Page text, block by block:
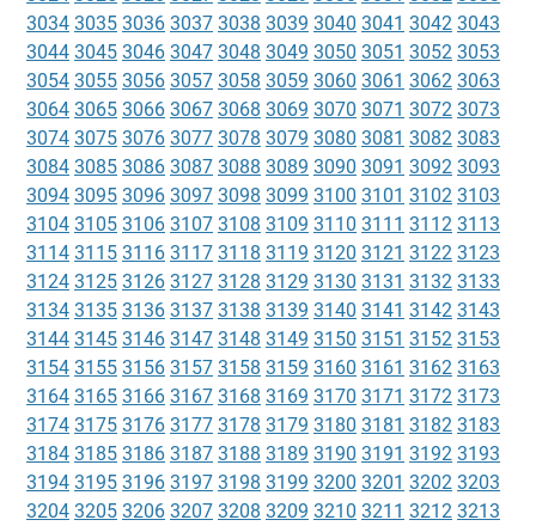
3034 3035 3036 3037 3038 3039 3040 3041 3042 3043
3044 3045 3046 3047 3048 3049 3050 3051 3052 3053
3054 3055 3056 3057 3058 3059 3060 3061 3062 3063
3064 3065 3066 3067 3068 3069 3070 3071 3072 3073
3074 3075 3076 3077 3078 3079 3080 3081 3082 3083
3084 3085 3086 3087 3088 3089 3090 3091 3092 3093
3094 3095 3096 3097 3098 3099 3100 3101 3102 3103
3104 3105 3106 3107 3108 3109 3110 3111 3112 3113
3114 3115 3116 3117 3118 3119 3120 3121 3122 3123
3124 3125 3126 3127 3128 3129 3130 3131 3132 3133
3134 3135 3136 3137 3138 3139 3140 3141 3142 3143
3144 3145 3146 3147 3148 3149 3150 3151 3152 3153
3154 3155 3156 3157 3158 3159 3160 3161 3162 3163
3164 3165 3166 3167 3168 3169 3170 3171 3172 3173
3174 3175 3176 3177 3178 3179 3180 3181 3182 3183
3184 3185 3186 3187 3188 3189 3190 3191 3192 3193
3194 3195 3196 3197 3198 3199 3200 3201 3202 3203
3204 3205 3206 3207 3208 3209 3210 3211 3212 3213